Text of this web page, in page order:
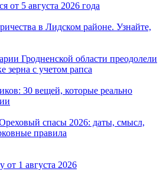
от 5 августа 2026 года
в Лидском районе. Узнайте,
Гродненской области преодолели
зерна с учетом рапса
30 вещей, которые реально
спасы 2026: даты, смысл,
правила
от 1 августа 2026